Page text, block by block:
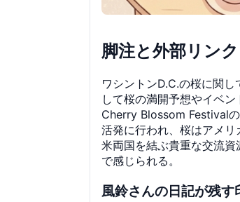
脚注と外部リン
ワシントンD.C.の桜に関
して桜の満開予想やイベ
Cherry Blossom Festival
活発に行われ、桜はアメ
米両国を結ぶ貴重な交流
で感じられる。
風鈴さんの日記が残